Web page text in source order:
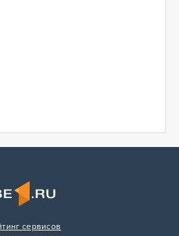
сервисов